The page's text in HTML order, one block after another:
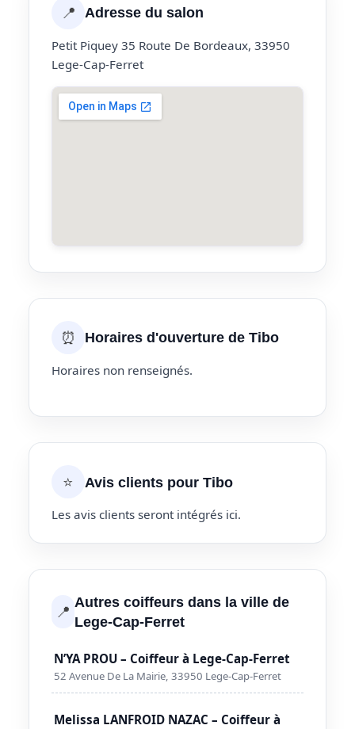
📍 Adresse du salon
Petit Piquey 35 Route De Bordeaux, 33950
Lege-Cap-Ferret
⏰ Horaires d'ouverture de Tibo
Horaires non renseignés.
⭐ Avis clients pour Tibo
Les avis clients seront intégrés ici.
📍 Autres coiffeurs dans la ville de
Lege-Cap-Ferret
N’YA PROU – Coiffeur à Lege-Cap-Ferret
52 Avenue De La Mairie, 33950 Lege-Cap-Ferret
Melissa LANFROID NAZAC – Coiffeur à